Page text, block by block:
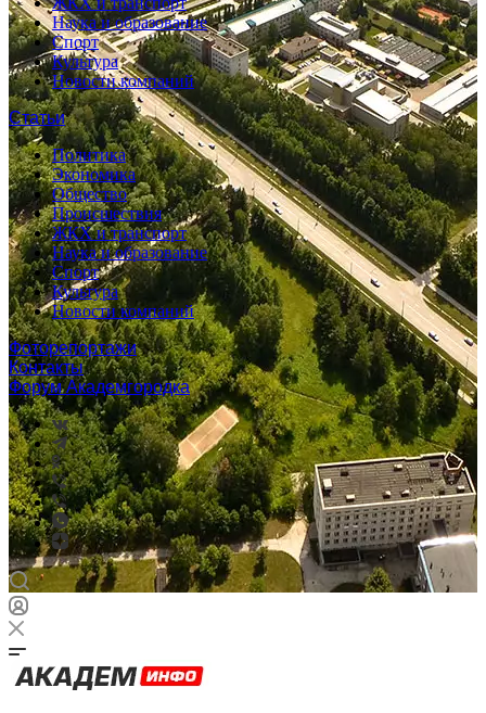
Наука и образование
Спорт
Культура
Новости компаний
Статьи
Политика
Экономика
Общество
Происшествия
ЖКХ и транспорт
Наука и образование
Спорт
Культура
Новости компаний
Фоторепортажи
Контакты
Форум Академгородка